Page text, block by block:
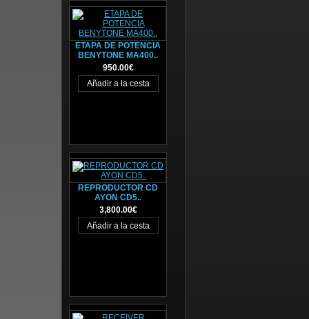
ETAPA DE POTENCIA
BENYTONE MA400..
950.00€
REPRODUCTOR CD
AYON CD5..
3,800.00€